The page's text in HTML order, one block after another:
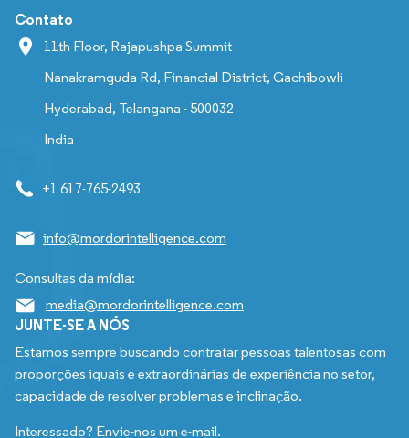
Contato
11th Floor, Rajapushpa Summit
Nanakramguda Rd, Financial District, Gachibowli
Hyderabad, Telangana - 500032
India
+1 617-765-2493
info@mordorintelligence.com
Consultas da mídia:
media@mordorintelligence.com
JUNTE-SE A NÓS
Estamos sempre buscando contratar pessoas talentosas com
proporções iguais e extraordinárias de experiência no setor,
capacidade de resolver problemas e inclinação.
Interessado? Envie-nos um e-mail.